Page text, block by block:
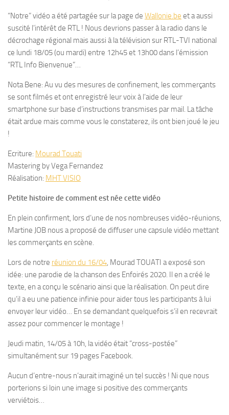
“Notre” vidéo a été partagée sur la page de Wallonie.be et a aussi
suscité l’intérêt de RTL ! Nous devrions passer à la radio dans le
décrochage régional mais aussi à la télévision sur RTL-TVI national
ce lundi 18/05 (ou mardi) entre 12h45 et 13h00 dans l’émission
“RTL Info Bienvenue”…
Nota Bene: Au vu des mesures de confinement, les commerçants
se sont filmés et ont enregistré leur voix à l’aide de leur
smartphone sur base d’instructions transmises par mail. La tâche
était ardue mais comme vous le constaterez, ils ont bien joué le jeu
!
Ecriture: Mourad Touati
Mastering by Vega Fernandez
Réalisation: MHT VISIO
Petite histoire de comment est née cette vidéo
En plein confirment, lors d’une de nos nombreuses vidéo-réunions,
Martine JOB nous a proposé de diffuser une capsule vidéo mettant
les commerçants en scène.
Lors de notre réunion du 16/04, Mourad TOUATI a exposé son
idée: une parodie de la chanson des Enfoirés 2020. Il en a créé le
texte, en a conçu le scénario ainsi que la réalisation. On peut dire
qu’il a eu une patience infinie pour aider tous les participants à lui
envoyer leur vidéo… En se demandant quelquefois s’il en recevrait
assez pour commencer le montage !
Jeudi matin, 14/05 à 10h, la vidéo était “cross-postée”
simultanément sur 19 pages Facebook.
Aucun d’entre-nous n’aurait imaginé un tel succès ! Ni que nous
porterions si loin une image si positive des commerçants
verviétois…